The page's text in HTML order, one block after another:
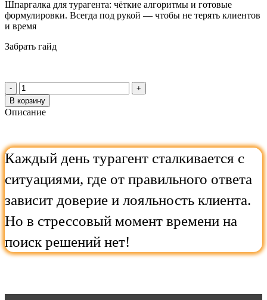
составляла
2
990 ₽.
1
490 ₽.
Шпаргалка для турагента: чёткие алгоритмы и готовые
формулировки. Всегда под рукой — чтобы не терять клиентов
и время
Забрать гайд
Количество
товара
Гайд
«55
В корзину
Описание
Каждый день турагент сталкивается с
ситуациями, где от правильного ответа
зависит доверие и лояльность клиента.
Но в стрессовый момент времени на
поиск решений нет!